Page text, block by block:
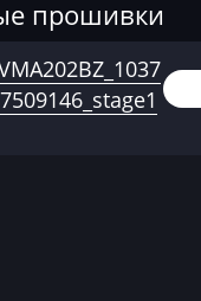
прошивки